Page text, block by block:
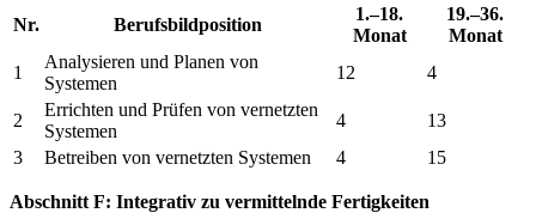
Nr. Berufsbildposition
1.–18.
Monat
19.–36.
Monat
1
Analysieren und Planen von
Systemen
12 4
2
Errichten und Prüfen von vernetzten
Systemen
4
13
3
Betreiben von vernetzten Systemen 4 15
Abschnitt F: Integrativ zu vermittelnde Fertigkeiten